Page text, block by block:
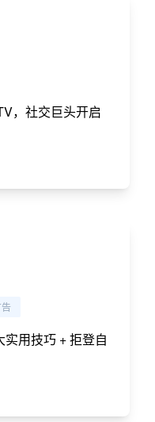
，社交巨头开启
用技巧 + 拒登自